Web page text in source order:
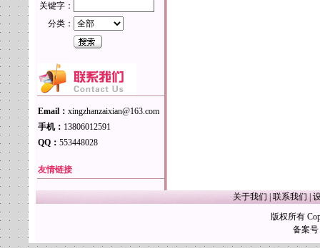
关键字：
分类：
Email： xingzhanzaixian@163.com
手机： 13806012591
QQ： 553448028
友情链接
关于我们 联系我们
版权所有
备案号